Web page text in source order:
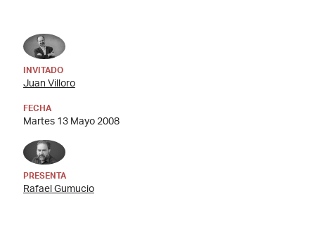
INVITADO
Juan Villoro
FECHA
Martes 13 Mayo 2008
PRESENTA
Rafael Gumucio